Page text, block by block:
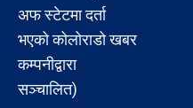
अफ स्टेटमा दर्ता
भएको कोलोराडो खबर
कम्पनीद्वारा
सञ्चालित)